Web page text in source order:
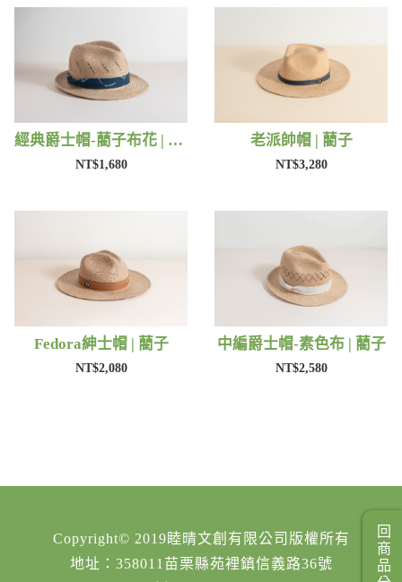
經典爵士帽-藺子布花 | 藺子
NT$1,680
老派帥帽 | 藺子
NT$3,280
Fedora紳士帽 | 藺子
NT$2,080
中編爵士帽-素色布 | 藺子
NT$2,580
Copyright© 2019睦晴文創有限公司版權所有
地址：358011苗栗縣苑裡鎮信義路36號